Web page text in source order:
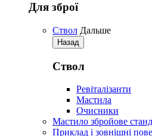
Для зброї
Ствол Дальше
Назад
Ствол
Ревіталізанти
Мастила
Очисники
Мастило збройове
Приклад і зовнішні